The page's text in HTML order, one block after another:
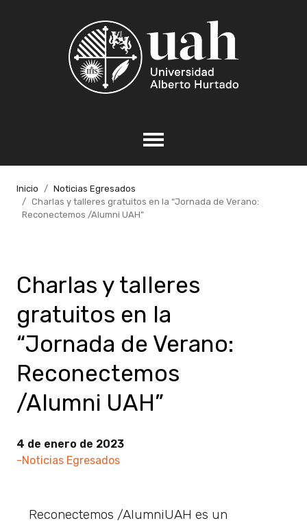
Inicio
Noticias Egresados
Charlas y talleres gratuitos en la “Jornada de Verano:
Reconectemos /Alumni UAH”
Charlas y talleres
gratuitos en la
“Jornada de Verano:
Reconectemos
/Alumni UAH”
4 de enero de 2023
-Noticias Egresados
Reconectemos /AlumniUAH es un